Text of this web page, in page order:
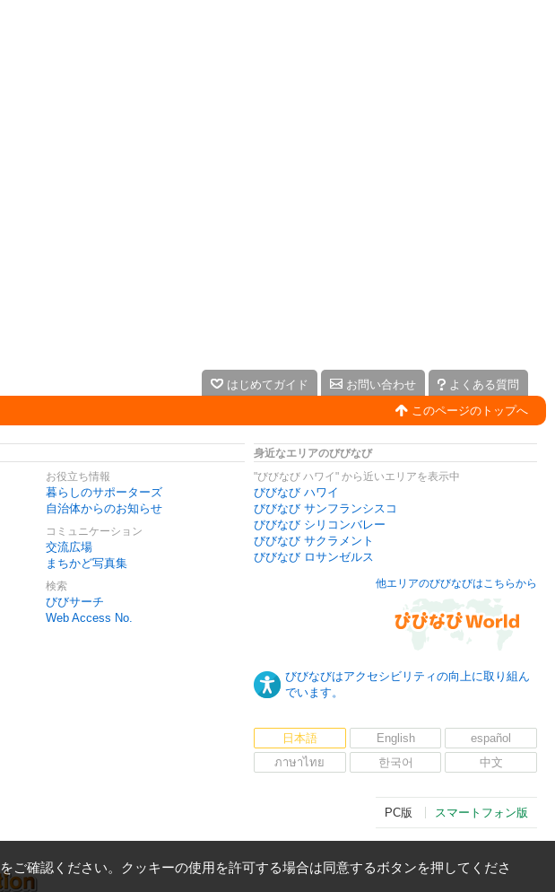
はじめてガイド お問い合わせ
よくある質問
このページのトップへ
お役立ち情報
暮らしのサポーターズ
自治体からのお知らせ
コミュニケーション
交流広場
まちかど写真集
検索
びびサーチ
Web Access No.
身近なエリアのびびなび
"びびなび ハワイ" から近いエリアを表示中
びびなび ハワイ
びびなび サンフランシスコ
びびなび シリコンバレー
びびなび サクラメント
びびなび ロサンゼルス
他エリアのびびなびはこちらから
びびなびはアクセシビリティの向上に取り組ん
でいます。
日本語 English
español
ภาษาไทย
한국어 中文
PC版 スマートフォン版
をご確認ください。クッキーの使用を許可する場合は同意するボタンを押してくださ